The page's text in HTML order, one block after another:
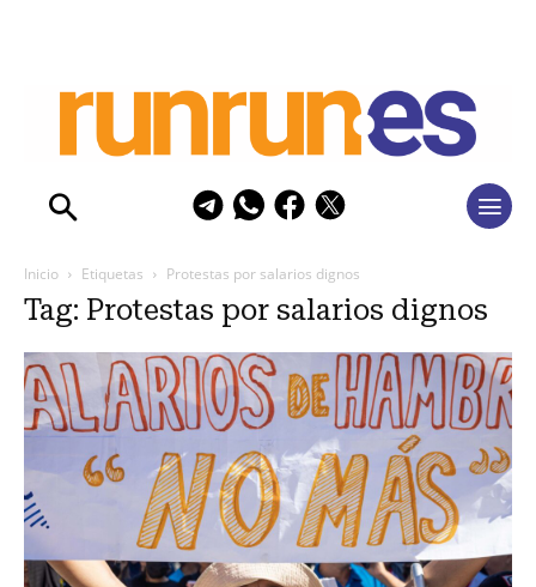
Inicio Etiquetas Protestas por salarios dignos
Tag: Protestas por salarios dignos